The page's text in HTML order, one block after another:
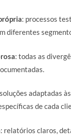
: processos
diferentes
: todas as
adaptadas às
de cada
: relatórios claros,